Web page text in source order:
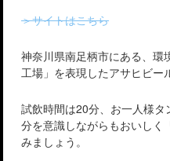
＞サイトはこちら
神奈川県南足柄市にある、環
工場」を表現したアサヒビー
試飲時間は20分、お一人様
分を意識しながらもおいしく
みましょう。